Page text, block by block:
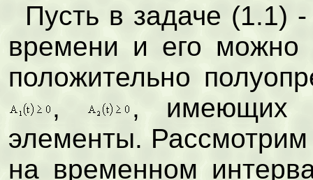
Пусть в задаче (1.1)
времени и его можно
положительно
,
, имеющих
элементы.
на временном